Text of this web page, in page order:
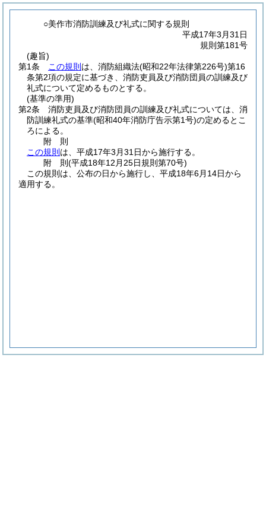
○美作市消防訓練及び礼式に関する規則
平成17年3月31日
規則第181号
(趣旨)
第1条
この規則 は、消防組織法(昭和22年法律第226号)第16
条第2項の規定に基づき、消防吏員及び消防団員の訓練及び
礼式について定めるものとする。
(基準の準用)
第2条
消防吏員及び消防団員の訓練及び礼式については、消
防訓練礼式の基準(昭和40年消防庁告示第1号)の定めるとこ
ろによる。
附 則
この規則 は、平成17年3月31日から施行する。
附 則(平成18年12月25日規則第70号)
この規則は、公布の日から施行し、平成18年6月14日から
適用する。